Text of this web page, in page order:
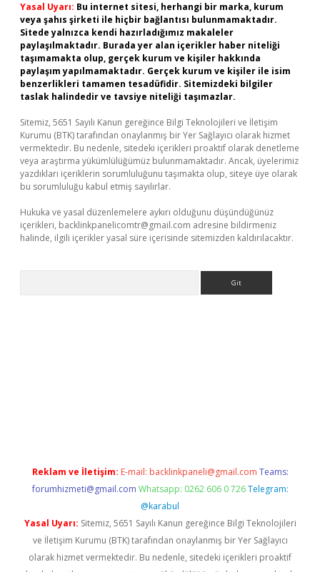
Yasal Uyarı: Bu internet sitesi, herhangi bir marka, kurum
veya şahıs şirketi ile hiçbir bağlantısı bulunmamaktadır.
Sitede yalnızca kendi hazırladığımız makaleler
paylaşılmaktadır. Burada yer alan içerikler haber niteliği
taşımamakta olup, gerçek kurum ve kişiler hakkında
paylaşım yapılmamaktadır. Gerçek kurum ve kişiler ile isim
benzerlikleri tamamen tesadüfidir. Sitemizdeki bilgiler
taslak halindedir ve tavsiye niteliği taşımazlar.
Sitemiz, 5651 Sayılı Kanun gereğince Bilgi Teknolojileri ve İletişim
Kurumu (BTK) tarafından onaylanmış bir Yer Sağlayıcı olarak hizmet
vermektedir. Bu nedenle, sitedeki içerikleri proaktif olarak denetleme
veya araştırma yükümlülüğümüz bulunmamaktadır. Ancak, üyelerimiz
yazdıkları içeriklerin sorumluluğunu taşımakta olup, siteye üye olarak
bu sorumluluğu kabul etmiş sayılırlar.
Hukuka ve yasal düzenlemelere aykırı olduğunu düşündüğünüz
içerikleri, backlinkpanelicomtr@gmail.com adresine bildirmeniz
halinde, ilgili içerikler yasal süre içerisinde sitemizden kaldırılacaktır.
Reklam ve İletişim: E-mail: backlinkpaneli@gmail.com Teams:
forumhizmeti@gmail.com Whatsapp: 0262 606 0 726 Telegram:
@karabul
Yasal Uyarı: Sitemiz, 5651 Sayılı Kanun gereğince Bilgi Teknolojileri
ve İletişim Kurumu (BTK) tarafından onaylanmış bir Yer Sağlayıcı
olarak hizmet vermektedir. Bu nedenle, sitedeki içerikleri proaktif